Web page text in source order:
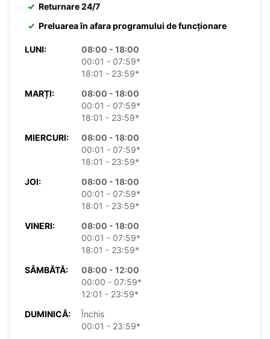
Returnare 24/7
Preluarea în afara programului de funcționare
LUNI:
08:00 - 18:00
00:01 - 07:59*
18:01 - 23:59*
MARȚI:
08:00 - 18:00
00:01 - 07:59*
18:01 - 23:59*
MIERCURI:
08:00 - 18:00
00:01 - 07:59*
18:01 - 23:59*
JOI:
08:00 - 18:00
00:01 - 07:59*
18:01 - 23:59*
VINERI:
08:00 - 18:00
00:01 - 07:59*
18:01 - 23:59*
SÂMBĂTĂ:
08:00 - 12:00
00:00 - 07:59*
12:01 - 23:59*
DUMINICĂ:
Închis
00:01 - 23:59*